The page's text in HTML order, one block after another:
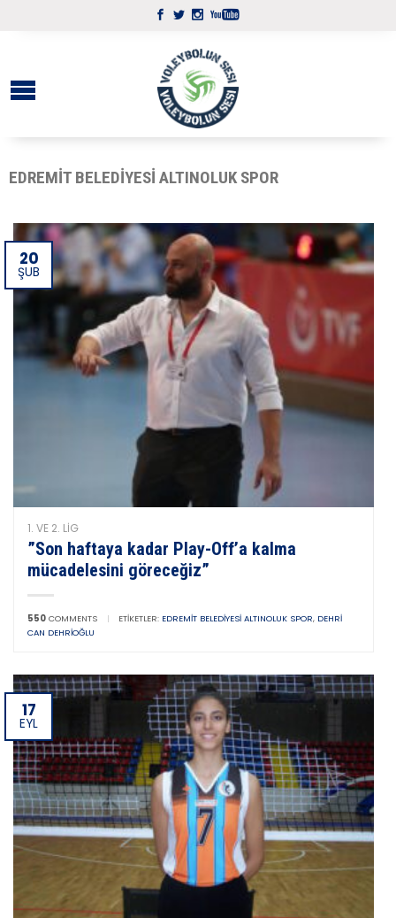
EDREMIT BELEDIYESI ALTINOLUK SPOR
20
ŞUB
1. VE 2. LIG
”Son haftaya kadar Play-Off’a kalma
mücadelesini göreceğiz”
550 COMMENTS | ETIKETLER: EDREMIT BELEDIYESI ALTINOLUK SPOR, DEHRI
CAN DEHRIOĞLU
17
EYL